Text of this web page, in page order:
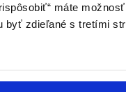
máte
zdieľané s tretími